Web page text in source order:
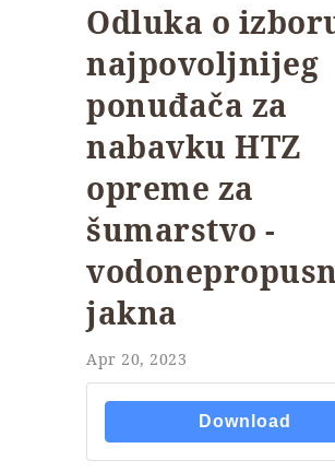
Odluka o
najpovoljnijeg
ponuđača za
nabavku HTZ
opreme za
šumarstvo -
jakna
Apr 20, 2023
Download